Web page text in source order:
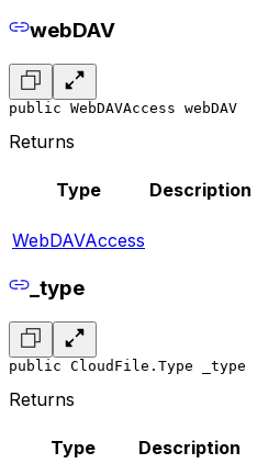
webDAV
public WebDAVAccess webDAV
Returns
Type Description
WebDAVAccess
_type
public CloudFile.Type _type
Returns
Type Description